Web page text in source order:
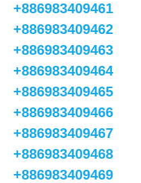
+886983409461
+886983409462
+886983409463
+886983409464
+886983409465
+886983409466
+886983409467
+886983409468
+886983409469